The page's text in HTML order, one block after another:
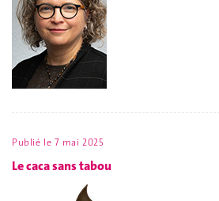
Publié le 7 mai 2025
Le caca sans tabou